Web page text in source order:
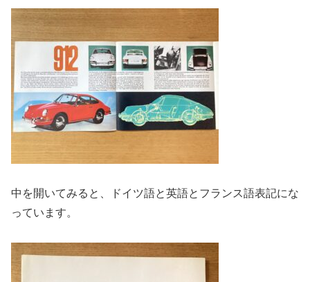
中を開いてみると、ドイツ語と英語とフランス語表記にな
っています。